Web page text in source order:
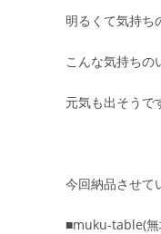
明るくて気持ち
こんな気持ちの
元気も出そうで
今回納品させて
■muku-table(無